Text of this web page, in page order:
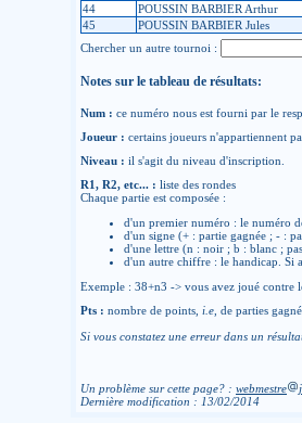
44
POUSSIN BARBIER Arthur
45
POUSSIN BARBIER Jules
Chercher un autre tournoi :
Notes sur le tableau de résultats:
Num : ce numéro nous est fourni par le
Joueur : certains joueurs n'appartiennent
Niveau : il s'agit du niveau d'inscription.
R1, R2, etc... : liste des rondes
Chaque partie est composée :
d'un premier numéro : le numéro
d'un signe (+ : partie gagnée ; - :
d'une lettre (n : noir ; b : blanc ;
d'un autre chiffre : le handicap. Si
Exemple : 38+n3 -> vous avez joué contre
Pts : nombre de points, i.e , de parties
Si vous constatez une erreur dans un
Un problème sur cette page? : webmestre
Dernière modification : 13/02/2014